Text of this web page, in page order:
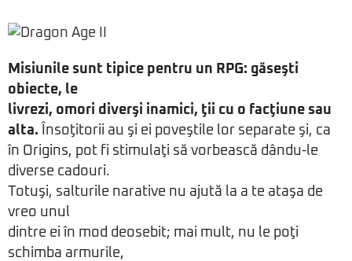
Misiunile sunt tipice pentru un RPG: găseşti
obiecte, le
livrezi, omori diverşi inamici, ţii cu o facţiune sau
alta. Însoţitorii au şi ei poveştile lor separate şi, ca
în Origins, pot fi stimulaţi să vorbească dându-le
diverse cadouri.
Totuşi, salturile narative nu ajută la a te ataşa de
vreo unul
dintre ei în mod deosebit; mai mult, nu le poţi
schimba armurile,